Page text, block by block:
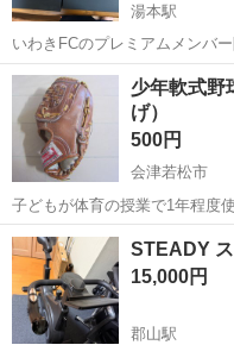
湯本駅
いわきFCのプレミアムメンバ
ブレムが施された重厚感のあ
す。 夏休みの工作などにいかがですか？ いわき市湯
です。 取りに来れる方のみ ...
福島 いわき市 湯本駅
少年軟式野
げ）
500円
会津若松市
子どもが体育の授業で1年程度
す。 メーカー：MAXWIN 右投げ用 低学年向けサイズ グローブの最長
部分：約
福島 会津若松市
STEADY
15,000円
郡山駅